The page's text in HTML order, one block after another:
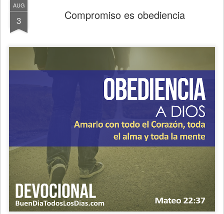
AUG
3 Compromiso es obediencia